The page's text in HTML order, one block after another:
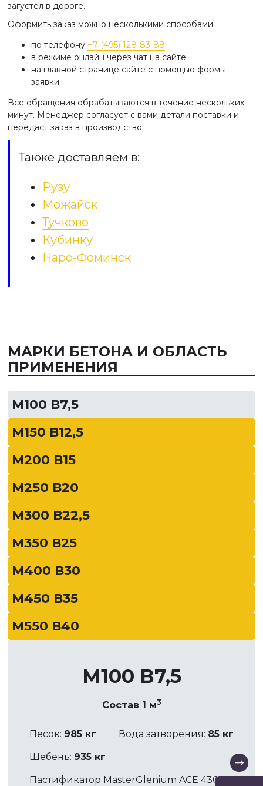
загустел в дороге.
Оформить заказ можно несколькими способами:
по телефону +7 (495) 128-83-88;
в режиме онлайн через чат на сайте;
на главной странице сайте с помощью формы
заявки.
Все обращения обрабатываются в течение нескольких
минут. Менеджер согласует с вами детали поставки и
передаст заказ в производство.
Также доставляем в:
Рузу
Можайск
Тучково
Кубинку
Наро-Фоминск
МАРКИ БЕТОНА И ОБЛАСТЬ
ПРИМЕНЕНИЯ
М100 В7,5
М150 В12,5
М200 В15
М250 В20
М300 В22,5
М350 В25
М400 В30
М450 В35
М550 В40
М100 В7,5
Состав 1 м3
Песок: 985 кг Вода затворения: 85 кг
Щебень: 935 кг
Пастификатор MasterGlenium ACE 430:1